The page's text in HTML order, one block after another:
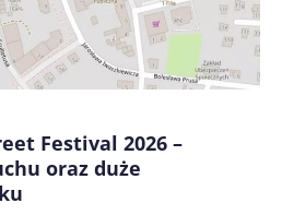
w tej przeglądarce podczas
Festival 2026 –
oraz duże